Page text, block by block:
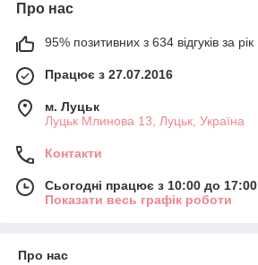
Про нас
95% позитивних з 634 відгуків за рік
Працює з 27.07.2016
м. Луцьк
Луцьк Млинова 13, Луцьк, Україна
Контакти
Сьогодні працює з 10:00 до 17:00
Показати весь графік роботи
Про нас